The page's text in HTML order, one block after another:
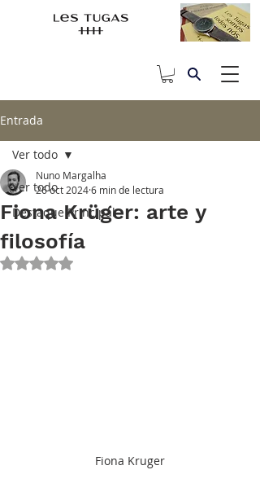
Entrada
Ver todo
Destaque Principal
Ver todo
Fiona Krüger: arte y
filosofía
Nuno Margalha
26 oct 20246 min de lectura
Obtuvo NaN de 5 estrellas.
Fiona Kruger